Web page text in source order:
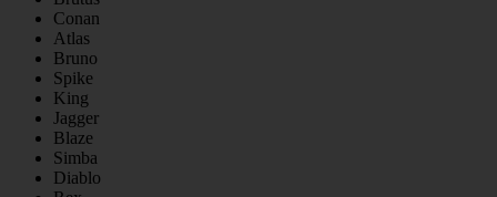
Conan
Atlas
Bruno
Spike
King
Jagger
Blaze
Simba
Diablo